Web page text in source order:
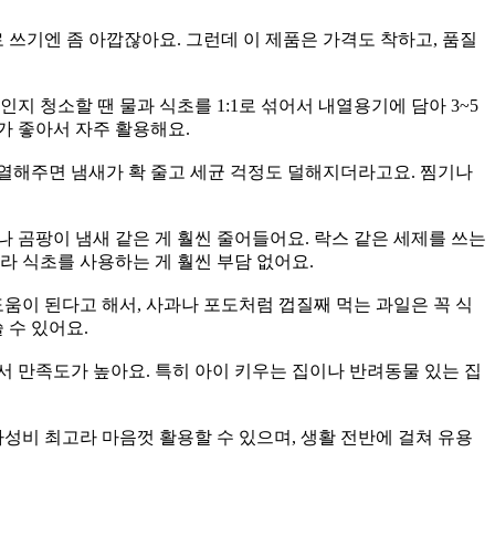
기엔 좀 아깝잖아요. 그런데 이 제품은 가격도 착하고, 품질
지 청소할 땐 물과 식초를 1:1로 섞어서 내열용기에 담아 3~5
좋아서 자주 활용해요.
주면 냄새가 확 줄고 세균 걱정도 덜해지더라고요. 찜기나
곰팡이 냄새 같은 게 훨씬 줄어들어요. 락스 같은 세제를 쓰는
식초를 사용하는 게 훨씬 부담 없어요.
이 된다고 해서, 사과나 포도처럼 껍질째 먹는 과일은 꼭 식
수 있어요.
만족도가 높아요. 특히 아이 키우는 집이나 반려동물 있는 집
비 최고라 마음껏 활용할 수 있으며, 생활 전반에 걸쳐 유용